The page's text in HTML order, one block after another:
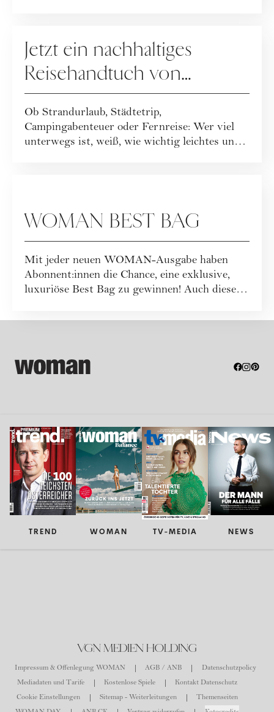
Jetzt ein nachhaltiges
Reisehandtuch von
Buvanha gewinnen
Ob Strandurlaub, Städtetrip,
Campingabenteuer oder Fernreise: Wer viel
unterwegs ist, weiß, wie wichtig leichtes und
WOMAN BEST BAG
Mit jeder neuen WOMAN-Ausgabe haben
Abonnent:innen die Chance, eine exklusive,
luxuriöse Best Bag zu gewinnen! Auch dieses
TREND WOMAN TV-MEDIA NEWS
VGN MEDIEN HOLDING
Impressum & Offenlegung WOMAN AGB / ANB
Datenschutzpolicy
Mediadaten und Tarife
Kostenlose Spiele
Kontakt Datenschutz
Cookie Einstellungen
Sitemap - Weiterleitungen
Themenseiten